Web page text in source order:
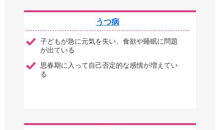
うつ病
子どもが急に元気を失い、食欲や睡眠に問題
が出ている
思春期に入って自己否定的な感情が増えてい
る